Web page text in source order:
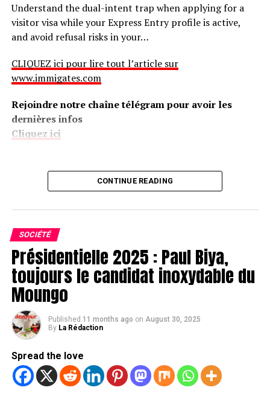
Understand the dual-intent trap when applying for a
visitor visa while your Express Entry profile is active,
and avoid refusal risks in your…
CLIQUEZ ici pour lire tout l’article sur
www.immigates.com
Rejoindre notre chaîne télégram pour avoir les
dernières infos
Cliquez ici
CONTINUE READING
SOCIÉTÉ
Présidentielle 2025 : Paul Biya,
toujours le candidat inoxydable du
Moungo
Published 11 months ago on August 30, 2025
By La Rédaction
Spread the love